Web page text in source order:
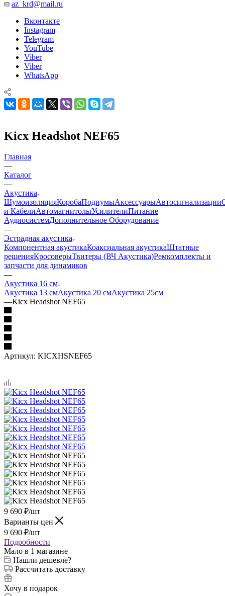
az_krd@mail.ru
Вконтакте
Instagram
Telegram
YouTube
Viber
Viber
WhatsApp
Kicx Headshot NEF65
Главная
—
Каталог
—
Акустика
ШумоизоляцияКоробаПодиумыАксессуарыАвтосигнализации
и КабелиАвтомагнитолыУсилителиПитание
АудиосистемДополнительное Оборудование
—
Эстрадная акустика
Компонентная акустикаКоаксиальная акустикаШтатные
решенияКросоверыТвитеры (ВЧ Акустика)Ремкомплекты и
запчасти для динамиков
—
Акустика 16 см
Акустика 13 смАкустика 20 смАкустика 25см
—Kicx Headshot NEF65
Артикул: KICXHSNEF65
9 690 ₽/шт
Варианты цен
9 690 ₽/шт
Подробности
Мало в 1 магазине
Нашли дешевле?
Рассчитать доставку
Хочу в подарок